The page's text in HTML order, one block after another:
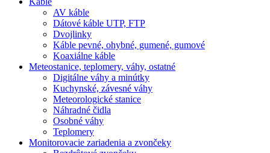
AV káble
Dátové káble UTP, FTP
Dvojlinky
Káble pevné, ohybné, gumené, gumové
Koaxiálne káble
Meteostanice, teplomery, váhy, ostatné
Digitálne váhy a minútky
Kuchynské, závesné váhy
Meteorologické stanice
Náhradné čidla
Osobné váhy
Teplomery
Monitorovacie zariadenia a zvončeky